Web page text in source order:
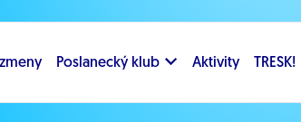
Poslanecký klub Aktivity TRESK!